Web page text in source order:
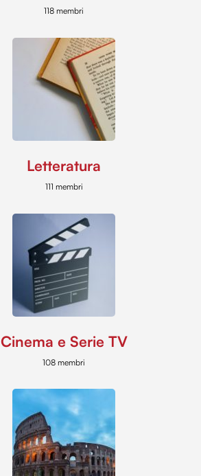
118 membri
Letteratura
111 membri
Cinema e Serie TV
108 membri